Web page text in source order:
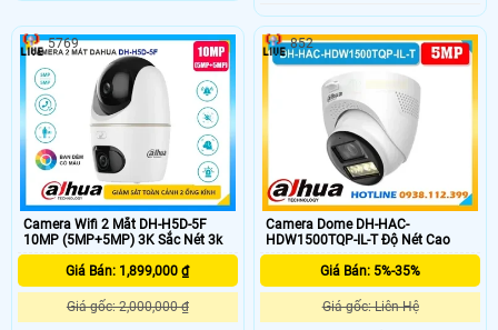
Camera Wifi 2 Mắt DH-H5D-5F
10MP (5MP+5MP) 3K Sắc Nét 3k
Giá Bán: 1,899,000 ₫
Giá gốc: 2,000,000 ₫
5769
Camera Dome DH-HAC-
HDW1500TQP-IL-T Độ Nét Cao
Giá Bán: 5%-35%
Giá gốc: Liên Hệ
852